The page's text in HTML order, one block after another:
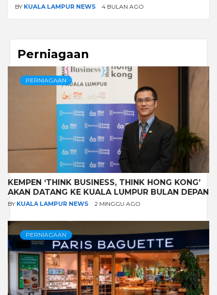
BY KUALA LAMPUR NEWS 4 BULAN AGO
Perniagaan
PERNIAGAAN
KEMPEN ‘THINK BUSINESS, THINK HONG KONG’
AKAN DATANG KE KUALA LUMPUR BULAN DEPAN
BY KUALA LAMPUR NEWS 2 MINGGU AGO
PERNIAGAAN